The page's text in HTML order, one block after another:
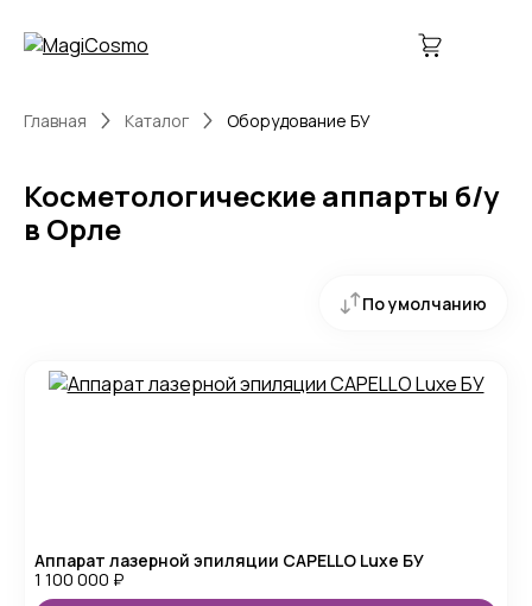
Главная Каталог Оборудование БУ
Косметологические аппарты б/у
в Орле
По умолчанию
Аппарат лазерной эпиляции CAPELLO Luxe БУ
1 100 000 ₽